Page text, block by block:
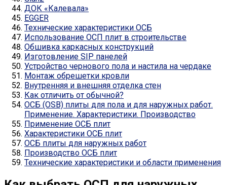
ДОК «Калевала»
EGGER
Технические характеристики ОСБ
Использование ОСП плит в строительстве
Обшивка каркасных конструкций
Изготовление SIP панелей
Устройство чернового пола и настила на чердаке
Монтаж обрешетки кровли
Внутренняя и внешняя отделка стен
Как отличить от обычной?
ОСБ (OSB) плиты для пола и для наружных работ.
Применение. Характеристики. Производство
Применение ОСБ плит
Характеристики ОСБ плит
ОСБ плиты для наружных работ
Производство ОСБ плит
Технические характеристики и области применения